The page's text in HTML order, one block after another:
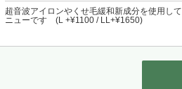
超音波アイロンやくせ毛緩和新成分を使用し
ニューです (L +¥1100 / LL+¥1650)